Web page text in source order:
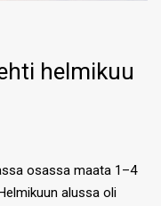
helmikuu
osassa maata 1–4
alussa oli